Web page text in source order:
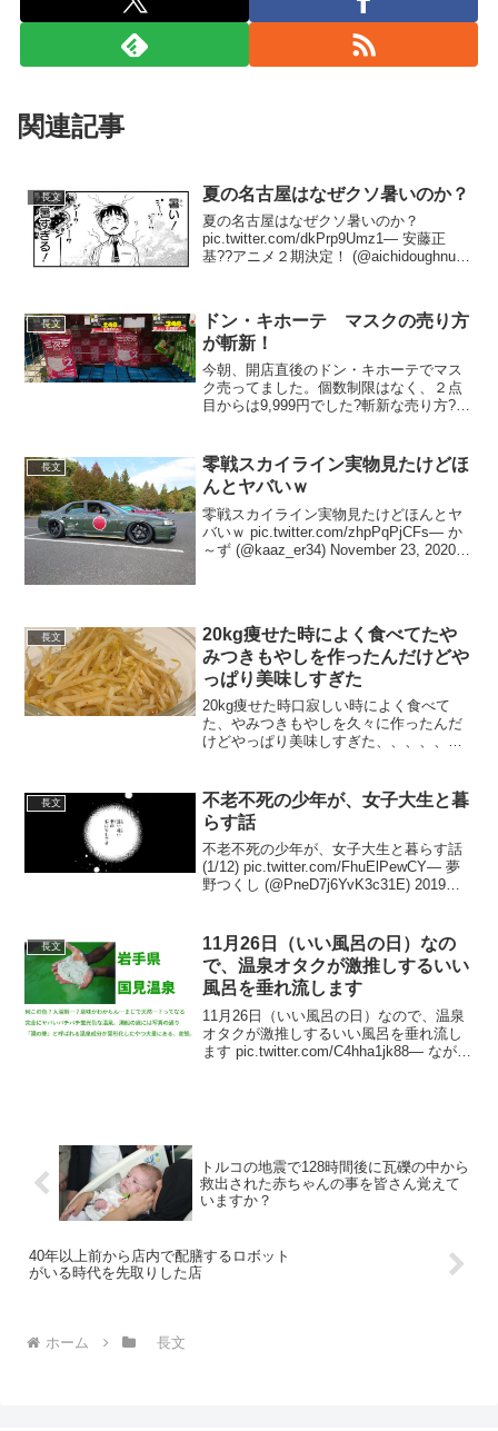
関連記事
長文 夏の名古屋はなぜクソ暑いのか？
夏の名古屋はなぜクソ暑いのか？
pic.twitter.com/dkPrp9Umz1— 安藤正
基??アニメ２期決定！ (@aichidoughnut)
長文
ドン・キホーテ マスクの売り方
が斬新！
今朝、開店直後のドン・キホーテでマス
ク売ってました。個数制限はなく、２点
目からは9,999円でした?斬新な売り方?
長文
零戦スカイライン実物見たけどほ
んとヤバいｗ
零戦スカイライン実物見たけどほんとヤ
バいｗ pic.twitter.com/zhpPqPjCFs— か
～ず (@kaaz_er34) November 23, 2020
長文
20kg痩せた時によく食べてたや
みつきもやしを作ったんだけどや
っぱり美味しすぎた
20kg痩せた時口寂しい時によく食べて
た、やみつきもやしを久々に作ったんだ
けどやっぱり美味しすぎた、、、、、、
て欲しい?????簡単すぎ...
長文
不老不死の少年が、女子大生と暮
らす話
不老不死の少年が、女子大生と暮らす話
(1/12) pic.twitter.com/FhuElPewCY— 夢
野つくし (@PneD7j6YvK3c31E) 2019年4
長文
11月26日（いい風呂の日）なの
で、温泉オタクが激推しするいい
風呂を垂れ流します
11月26日（いい風呂の日）なので、温泉
オタクが激推しするいい風呂を垂れ流し
ます pic.twitter.com/C4hha1jk88— ながち
トルコの地震で128時間後に瓦礫の中から
救出された赤ちゃんの事を皆さん覚えて
いますか？
40年以上前から店内で配膳するロボット
がいる時代を先取りした店
ホーム 長文